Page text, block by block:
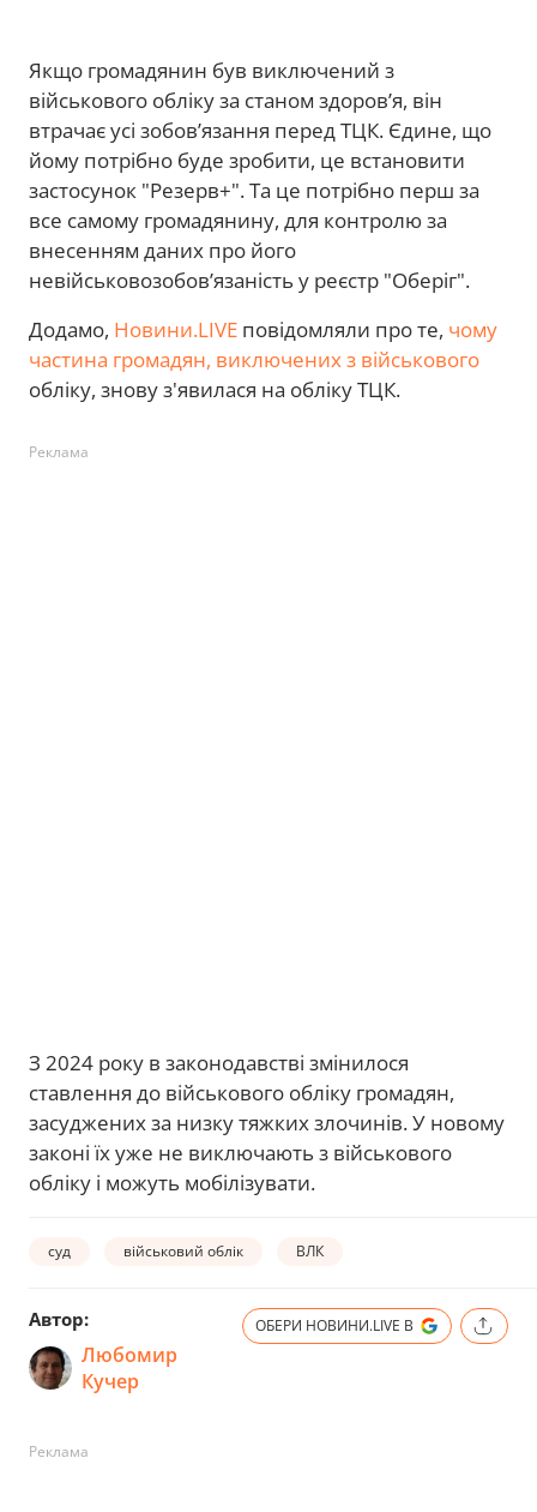
Якщо громадянин був виключений з
військового обліку за станом здоров’я, він
втрачає усі зобов’язання перед ТЦК. Єдине, що
йому потрібно буде зробити, це встановити
застосунок "Резерв+". Та це потрібно перш за
все самому громадянину, для контролю за
внесенням даних про його
невійськовозобов’язаність у реєстр "Оберіг".
Додамо, Новини.LIVE повідомляли про те, чому
частина громадян, виключених з військового
обліку, знову з'явилася на обліку ТЦК.
Реклама
З 2024 року в законодавстві змінилося
ставлення до військового обліку громадян,
засуджених за низку тяжких злочинів. У новому
законі їх уже не виключають з військового
обліку і можуть мобілізувати.
суд військовий облік ВЛК
Автор:
Любомир
Кучер
ОБЕРИ НОВИНИ.LIVE В
Реклама